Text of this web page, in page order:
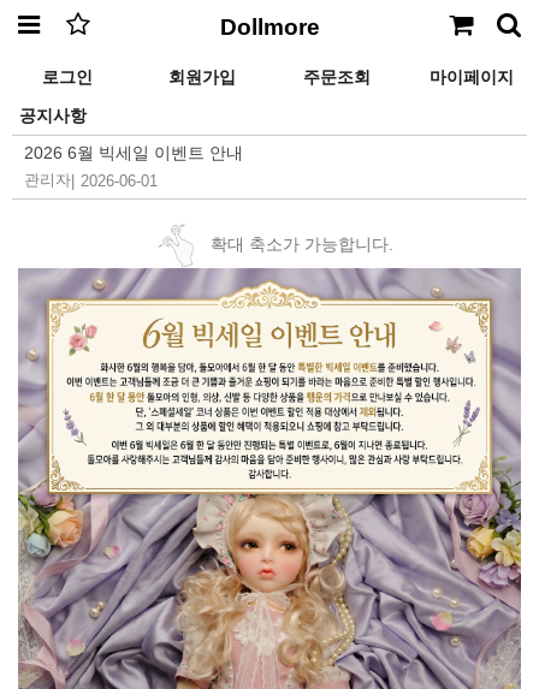
로그인 회원가입 주문조회 마이페이지
Dollmore
공지사항
2026 6월 빅세일 이벤트 안내
관리자 2026-06-01
확대 축소가 가능합니다.